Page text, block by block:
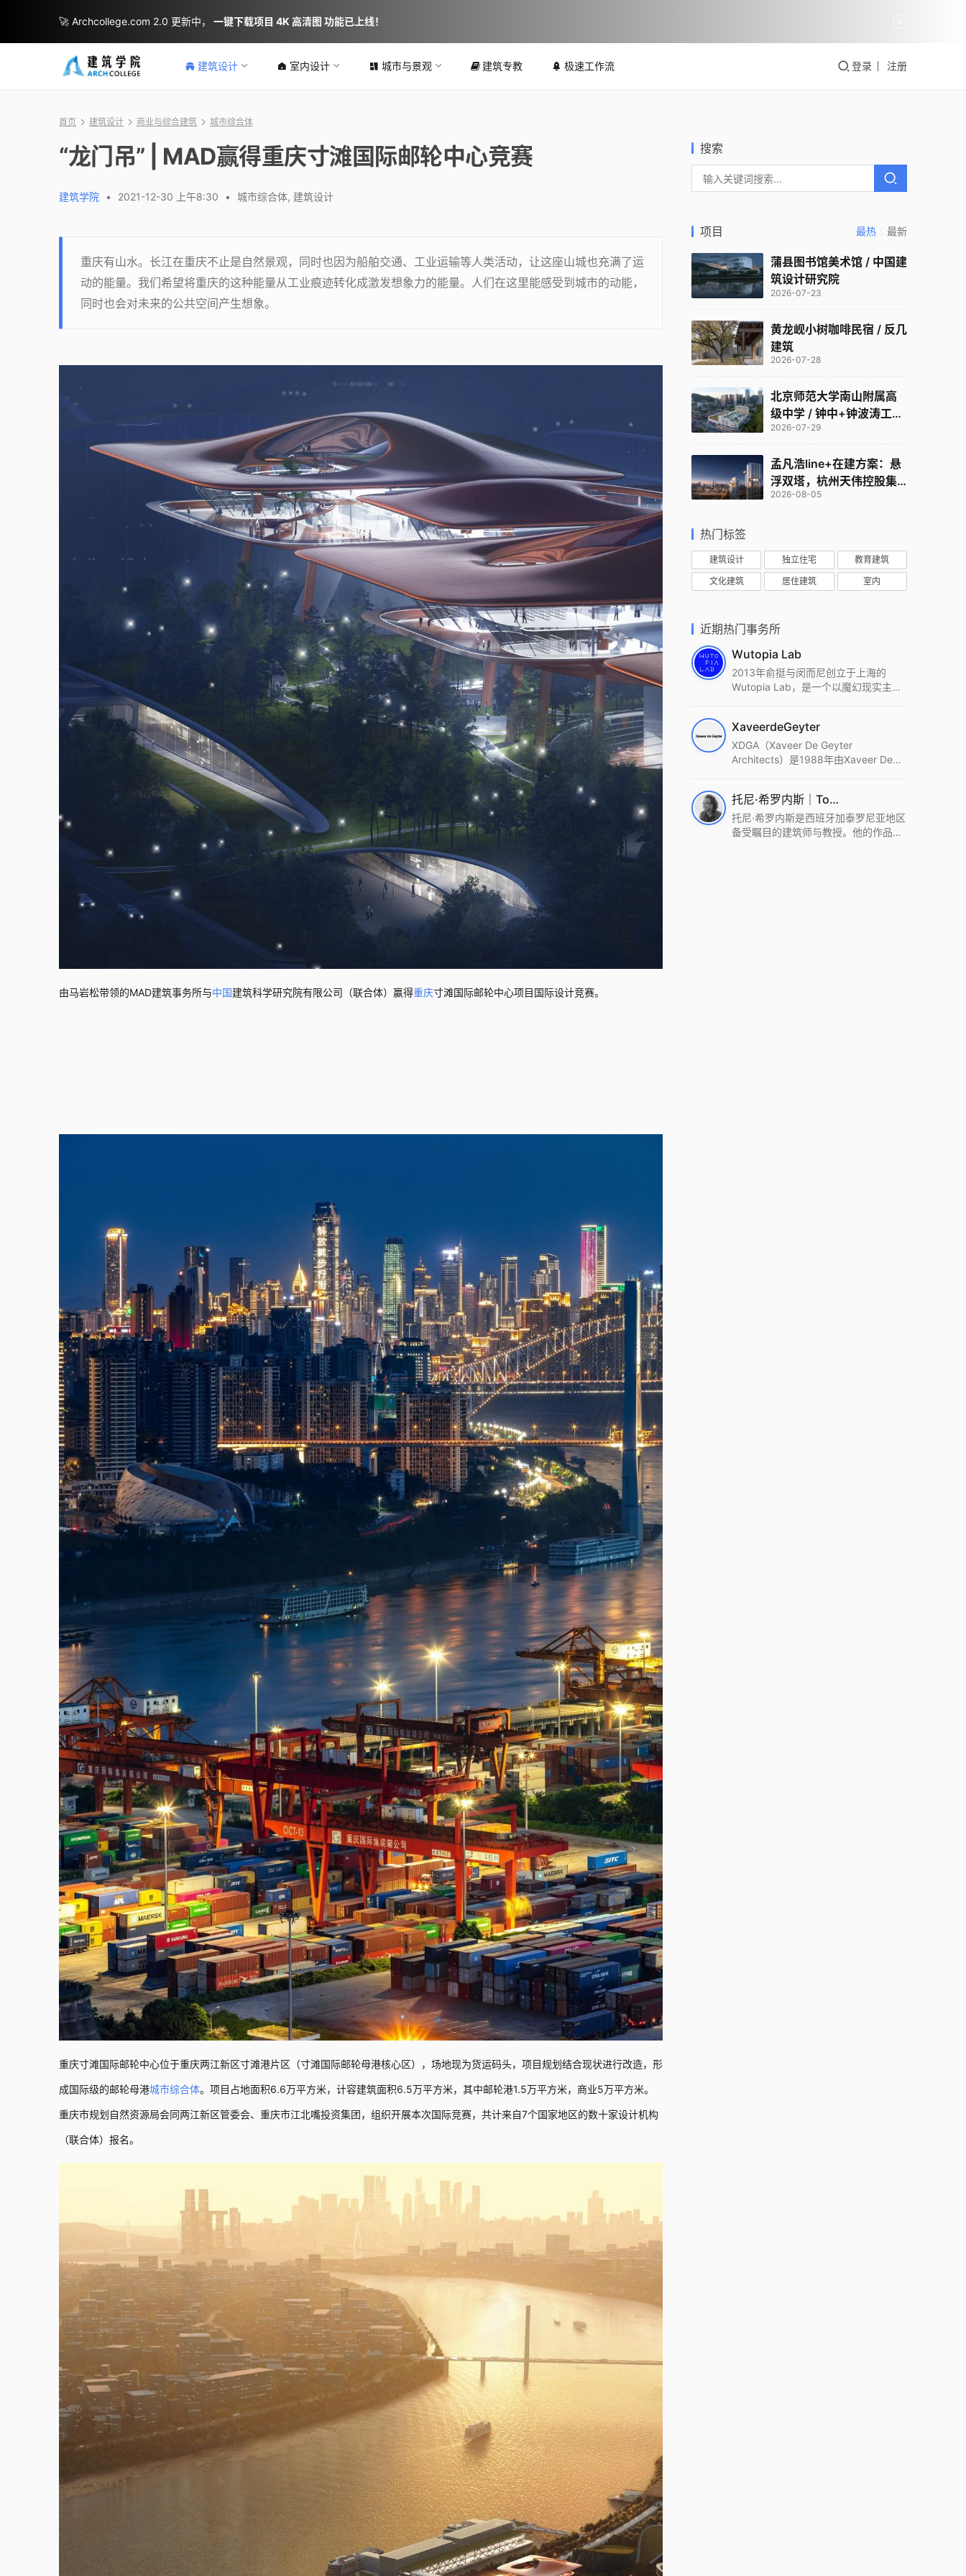
建筑设计 室内设计 城市与景观 建筑专教 极速工作流 登录 注册
首页 建筑设计 商业与综合建筑 城市综合体
“龙门吊” | MAD赢得重庆寸滩国际邮轮中心竞赛
建筑学院 • 2021-12-30 上午8:30 • 城市综合体, 建筑设计
重庆有山水。长江在重庆不止是自然景观，同时也因为船舶交通、工业运输等人类活动，让这座山城也充满了运
动的能量。我们希望将重庆的这种能量从工业痕迹转化成激发想象力的能量。人们在这里能感受到城市的动能，
同时也会对未来的公共空间产生想象。
由马岩松带领的MAD建筑事务所与中国建筑科学研究院有限公司（联合体）赢得重庆寸滩国际邮轮中心项目国际设计竞赛。
重庆寸滩国际邮轮中心位于重庆两江新区寸滩港片区（寸滩国际邮轮母港核心区），场地现为货运码头，项目规划结合现状进行改造，形
成国际级的邮轮母港城市综合体。项目占地面积6.6万平方米，计容建筑面积6.5万平方米，其中邮轮港1.5万平方米，商业5万平方米。
重庆市规划自然资源局会同两江新区管委会、重庆市江北嘴投资集团，组织开展本次国际竞赛，共计来自7个国家地区的数十家设计机构
（联合体）报名。
搜索
项目 最热 最新
蒲县图书馆美术馆 / 中国建
筑设计研究院
2026-07-23
黄龙岘小树咖啡民宿 / 反几
建筑
2026-07-28
北京师范大学南山附属高
级中学 / 钟中+钟波涛工作
室
2026-07-29
孟凡浩line+在建方案：悬
浮双塔，杭州天伟控股集
团总部
2026-08-05
热门标签
建筑设计 独立住宅 教育建筑
文化建筑 居住建筑 室内
近期热门事务所
Wutopia Lab
2013年俞挺与闵而尼创立于上海的
Wutopia Lab，是一个以魔幻现实主
统这种新的思维范式为基础，以上海性
和生活性为介入设计的原点，以建筑为
工具，从而推动建筑学和社会学进步。
2022 DFA中获Merit,2021 Architizer
A+ Firm Awards中获Special
Mention：Best Young Firm，2020 IF
XaveerdeGeyter
XDGA（Xaveer De Geyter
Architects）是1988年由Xaveer De
进的设计方法、多元的专业团队和国际
化的作品著称，曾获密斯·凡·德罗奖、
Bigmat奖等多项重要奖项。XDGA主张
托尼·希罗内斯｜Toni Gironès
托尼·希罗内斯是西班牙加泰罗尼亚地区
备受瞩目的建筑师与教授。他的作品深
🚀 Archcollege.com 2.0 更新中， 一键下载项目 4K 高清图 功能已上线！